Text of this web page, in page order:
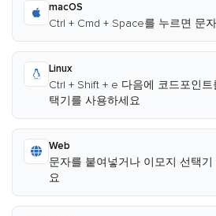
macOS
Ctrl + Cmd + Space를 누르면 문
Linux
Ctrl + Shift + e 다음에 코드포인
택기를 사용하세요
Web
문자를 붙여넣거나 이모지 선택
요